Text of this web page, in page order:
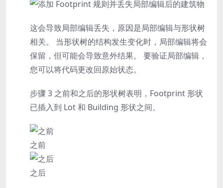
这会导致局部编辑丢失，原因是局部编辑与形状树
相关。 当形状树的结构发生变化时，局部编辑将会
保留，但可能会导致意外结果。 要验证局部编辑，
您可以将代码更改回原始状态。
步骤 3 之前和之后的形状树表明， Footprint 形状
已插入到 Lot和 Building 形状之间。
之前
之后